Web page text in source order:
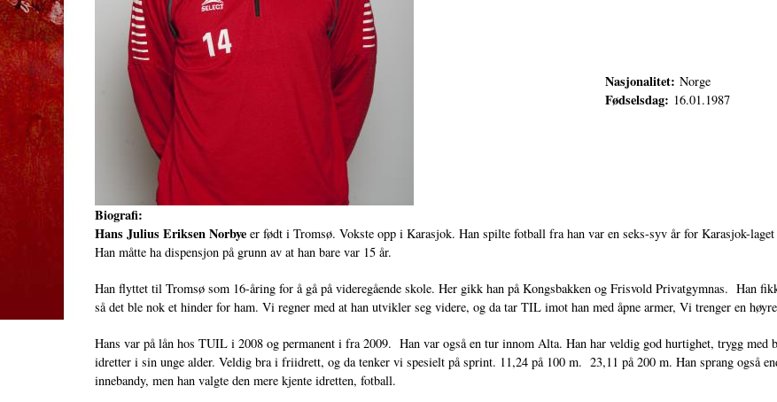
Nasjonalitet:Norge
Fødselsdag: 16.01.1987
Biografi:
Hans Julius Eriksen Norbyeer født i Tromsø. Vokste opp i Karasjok. Han spilte fotball fra han var en seks-syv år for Karasjok-
Han måtte ha dispensjon på grunn av at han bare var 15 år.
Han flyttet til Tromsø som 16-åring for å gå på videregående skole. Her gikk han på Kongsbakken og Frisvold Privatgymnas. Han
så det ble nok et hinder for ham. Vi regner med at han utvikler seg videre, og da tar TIL imot han med åpne armer, Vi trenger en
Hans var på lån hos TUIL i 2008 og permanent i fra 2009. Han var også en tur innom Alta. Han har veldig god hurtighet, trygg med
idretter i sin unge alder. Veldig bra i friidrett, og da tenker vi spesielt på sprint. 11,24 på 100 m. 23,11 på 200 m. Han sprang også
innebandy, men han valgte den mere kjente idretten, fotball.